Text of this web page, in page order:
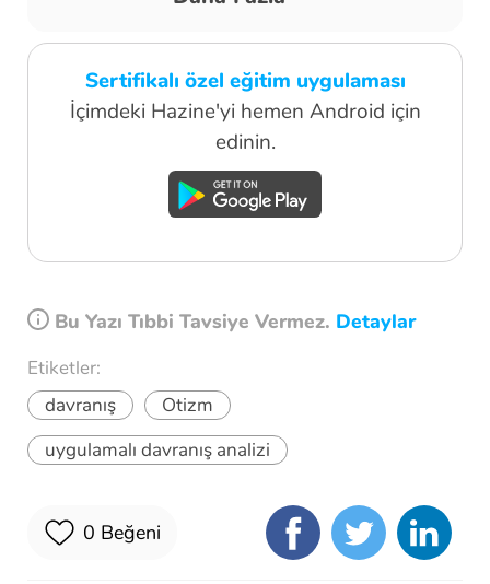
Sertifikalı özel eğitim uygulaması
İçimdeki Hazine'yi hemen Android için
edinin.
Bu Yazı Tıbbi Tavsiye Vermez. Detaylar
Etiketler:
davranış
Otizm
uygulamalı davranış analizi
0 Beğeni